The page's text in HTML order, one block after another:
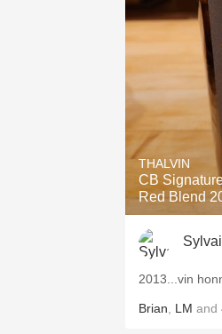
THALVIN
CB
Red Blend
2013...vin
Brian LM and